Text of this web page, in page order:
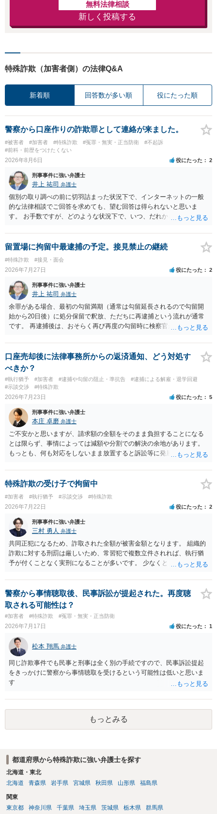
無料法律相談
新しく投稿する
特殊詐欺（加害者側）の法律Q&A
新着順 回答数が多い順 役にたった順
警察から口座作りの詐欺罪として連絡が来ました。
#被害者 #加害者 #特殊詐欺 #冤罪・無実・正当防衛
#不起訴
#前科・前歴をつけたくない
2026年8月6日 役にたった 2
刑事事件に強い弁護士
井上 祐司 弁護士
個別の取り調べの前に切羽詰まった状況下で、インターネットの一般
的な法律相談でご回答を求めても、望む回答は得られないと思いま
す。 お手数ですが、どのような状況下で、いつ、だれからどのような
の程度だと聞いているのかということについて、お近くで詳細な法律
相談を受けられたうえで対処方法を探された方がよいと思われます。
一般論でいえば、任意取り調べの場合、ＩＣレコーダーを持参して取
り調べ内容を録音することは必須だと考えます。
留置場に拘留中最逮捕の予定。接見禁止の継続
#特殊詐欺 #接見・面会
2026年7月27日 役にたった 2
刑事事件に強い弁護士
井上 祐司 弁護士
余罪がある場合、最初の勾留満期（通常は勾留延長されるので勾留開
始から20日後）に処分保留で釈放、ただちに再逮捕という流れが通常
です。 再逮捕後は、おそらく再び再度の勾留時に検察官が接見禁止を
口座売却後に法律事務所からの返済通知、どう対処す
べきか？
#執行猶予 #加害者 #逮捕や勾留の阻止・準抗告
#逮捕による解雇・退学回避
#示談交渉
#特殊詐欺
2026年7月23日 役にたった 5
刑事事件に強い弁護士
本庄 卓磨 弁護士
ご不安かと思いますが、請求額の全額をそのまま負担することになる
とは限らず、事情によっては減額や分割での解決の余地があります。
もっとも、何も対応をしないまま放置すると訴訟等に発展してしまう
めします。
特殊詐欺の受け子で拘留中
#加害者 #執行猶予 #示談交渉 #特殊詐欺
2026年7月22日 役にたった 2
刑事事件に強い弁護士
三村 勇人 弁護士
共同正犯になるため、詐取された全額が被害金額となります。 組織的
詐欺に対する刑罰は厳しいため、常習犯で複数立件されれば、執行猶
予が付くことなく実刑になることが多いです。 少なくとも、執行猶予
す。 弁護士を介して共犯者数人で被害弁済を行うこともあります。 保
釈申請については、共犯なので、全て公判請求されるまで難しいです
が、個別具体的な事情により異なります。 弁護方針により、結果が変
わるため、刑事事件に精通している弁護人を選任されることをお勧め
いたします。
警察から事情聴取後、民事訴訟が提起された。再度聴
取される可能性は？
#加害者 #特殊詐欺 #冤罪・無実・正当防衛
2026年7月17日 役にたった 1
松本 翔馬 弁護士
同じ詐欺事件でも民事と刑事は全く別の手続ですので、民事訴訟提起
をきっかけに警察から事情聴取を受けるという可能性は低いと思いま
す
もっとみる
都道府県から特殊詐欺に強い弁護士を探す
北海道・東北
北海道
青森県 岩手県 宮城県 秋田県 山形県 福島県
関東
東京都
神奈川県 千葉県 埼玉県 茨城県 栃木県 群馬県